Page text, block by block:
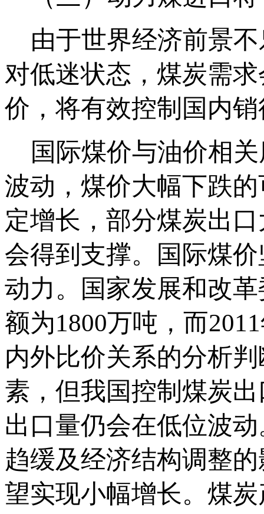
由于世界经济前景不
对低迷状态，煤炭需
价，将有效控制国内
国际煤价与油价相关
波动，煤价大幅下跌
定增长，部分煤炭出
会得到支撑。国际煤
动力。国家发展和改
额为1800万吨，而
内外比价关系的分析
素，但我国控制煤炭
出口量仍会在低位波
趋缓及经济结构调整
望实现小幅增长。煤